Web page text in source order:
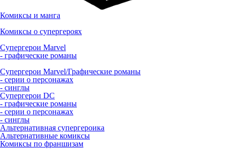
Комиксы и манга
Комиксы о супергероях
Супергерои Marvel
- графические романы
Супергерои Marvel/Графические романы
- серии о персонажах
- синглы
Супергерои DC
- графические романы
- серии о персонажах
- синглы
Альтернативная супергероика
Альтернативные комиксы
Комиксы по франшизам